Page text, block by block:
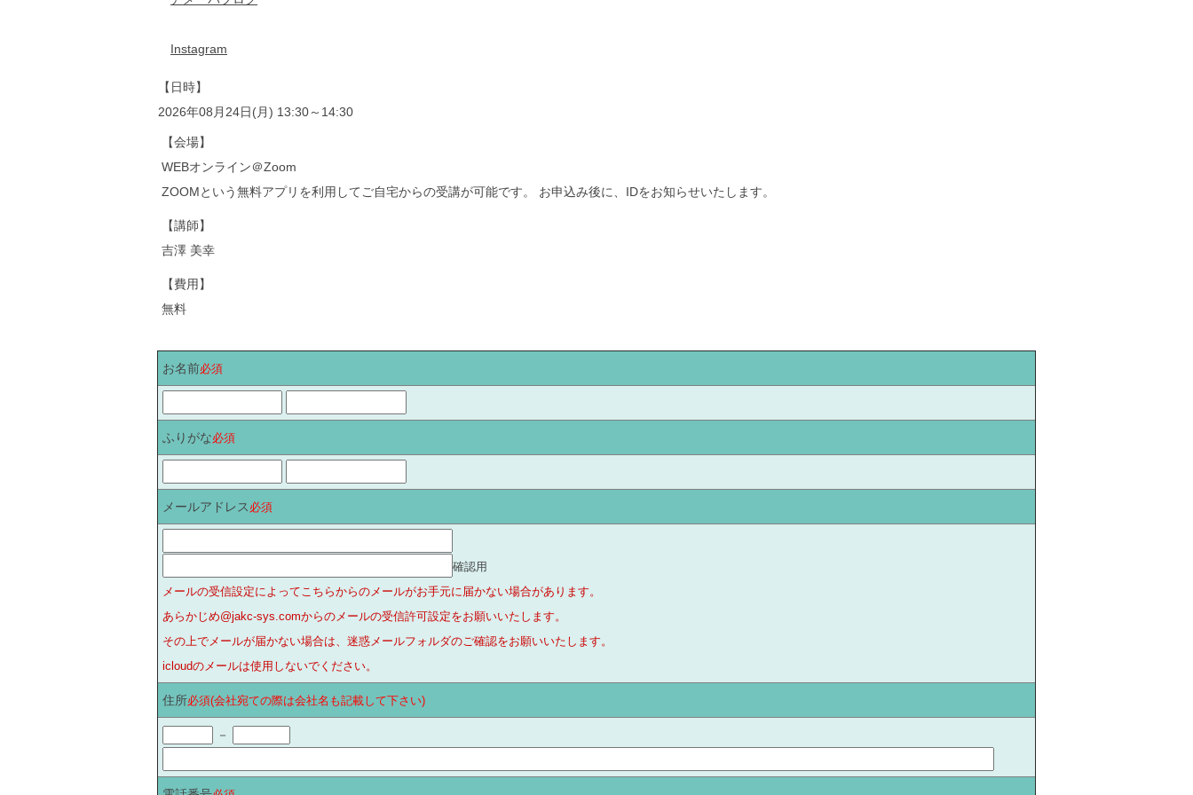
Instagram
【日時】
2026年08月24日(月) 13:30～14:30
【会場】
WEBオンライン＠Zoom
ZOOMという無料アプリを利用してご自宅からの受講が可能です。 お申込み後に、IDをお知らせいたします。
【講師】
吉澤 美幸
【費用】
無料
お名前必須
ふりがな必須
メールアドレス 必須
確認用
メールの受信設定によってこちらからのメールがお手元に届かない場合があります。
あらかじめ@jakc-sys.comからのメールの受信許可設定をお願いいたします。
その上でメールが届かない場合は、迷惑メールフォルダのご確認をお願いいたします。
icloudのメールは使用しないでください。
住所必須(会社宛ての際は会社名も記載して下さい)
－